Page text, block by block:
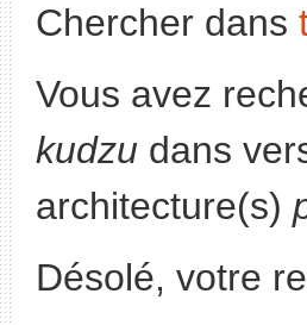
Chercher dans
Vous avez
kudzu dans
architecture(s)
Désolé, votre